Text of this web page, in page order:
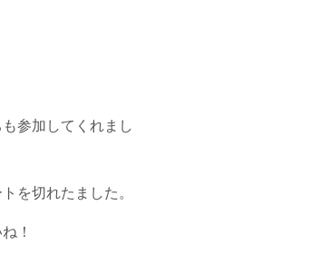
参加してくれまし
を切れたました。
！